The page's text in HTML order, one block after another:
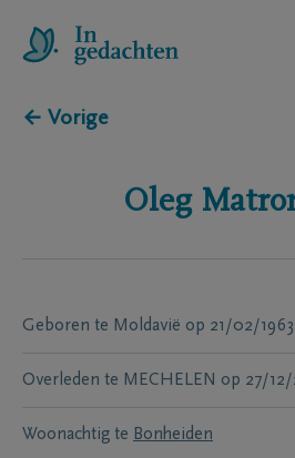
← Vorige
Oleg
Geboren te Moldavië op 21/02/1963
Overleden te MECHELEN op 27/
Woonachtig te Bonheiden